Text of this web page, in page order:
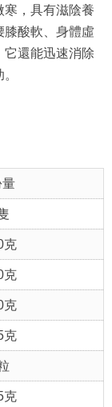
寒，具有滋陰養
膝酸軟、身體虛
它還能迅速消除
量
克
克
克
克
克